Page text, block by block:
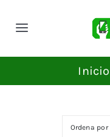
Toggle
Navigation
Inicio
Ordena por